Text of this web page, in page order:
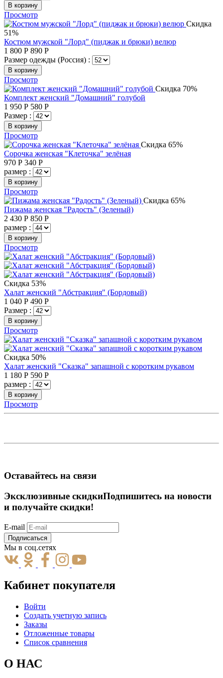
В корзину
Просмотр
Скидка
51%
Костюм мужской "Лорд" (пиджак и брюки) велюр
1 800 Р 890 Р
Размер одежды (Россия) :
В корзину
Просмотр
Скидка 70%
Комплект женский "Домашний" голубой
1 950 Р 580 Р
Размер :
В корзину
Просмотр
Скидка 65%
Сорочка женская "Клеточка" зелёная
970 Р 340 Р
размер :
В корзину
Просмотр
Скидка 65%
Пижама женская "Радость" (Зеленый)
2 430 Р 850 Р
размер :
В корзину
Просмотр
Скидка 53%
Халат женский "Абстракция" (Бордовый)
1 040 Р 490 Р
Размер :
В корзину
Просмотр
Скидка 50%
Халат женский "Сказка" запашной с коротким рукавом
1 180 Р 590 Р
размер :
В корзину
Просмотр
Оставайтесь на связи
Эксклюзивные скидкиПодпишитесь на новости
и получайте скидки!
E-mail
Подписаться
Мы в соц.сетях
Кабинет покупателя
Войти
Создать учетную запись
Заказы
Отложенные товары
Список сравнения
О НАС